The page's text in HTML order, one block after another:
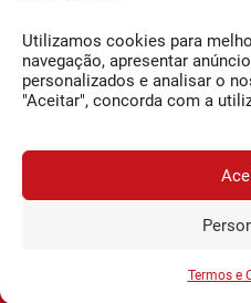
Utilizamos cookies para
navegação, apresentar
personalizados e analisar o
"Aceitar", concorda com a
Termos e
0,34€/
Siga-nos
Facebook
© 2026